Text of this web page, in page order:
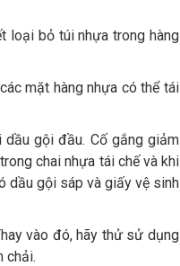
loại bỏ túi nhựa trong hàng
mặt hàng nhựa có thể tái
dầu gội đầu. Cố gắng giảm
chai nhựa tái chế và khi
dầu gội sáp và giấy vệ sinh
vào đó, hãy thử sử dụng
chải.